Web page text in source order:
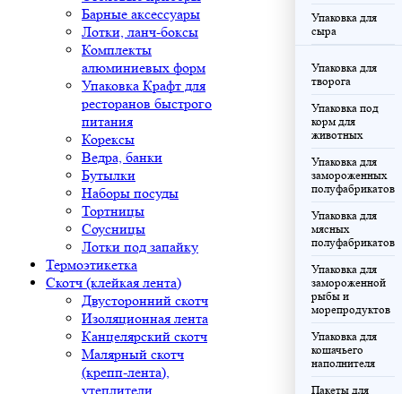
Барные аксессуары
Лотки, ланч-боксы
Комплекты
алюминиевых форм
Упаковка Крафт для
ресторанов быстрого
питания
Корексы
Ведра, банки
Бутылки
Наборы посуды
Тортницы
Соусницы
Лотки под запайку
Термоэтикетка
Скотч (клейкая лента)
Двусторонний скотч
Изоляционная лента
Канцелярский скотч
Малярный скотч
(крепп-лента),
утеплители
Упаковка для
сыра
Упаковка для
творога
Упаковка под
корм для
животных
Упаковка для
замороженных
полуфабрикатов
Упаковка для
мясных
полуфабрикатов
Упаковка для
замороженной
рыбы и
морепродуктов
Упаковка для
кошачьего
наполнителя
Пакеты для